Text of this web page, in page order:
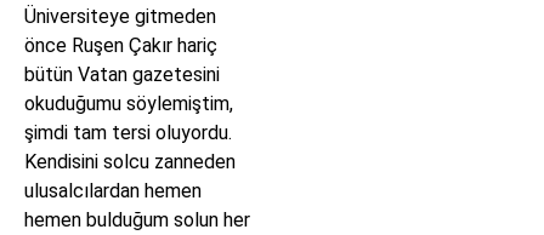
Üniversiteye gitmeden
önce Ruşen Çakır hariç
bütün Vatan gazetesini
okuduğumu söylemiştim,
şimdi tam tersi oluyordu.
Kendisini solcu zanneden
ulusalcılardan hemen
hemen bulduğum solun her